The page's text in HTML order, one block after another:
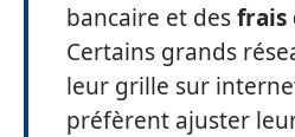
bancaire et desfrais
Certains grands
leur grille sur
préfèrent ajuster